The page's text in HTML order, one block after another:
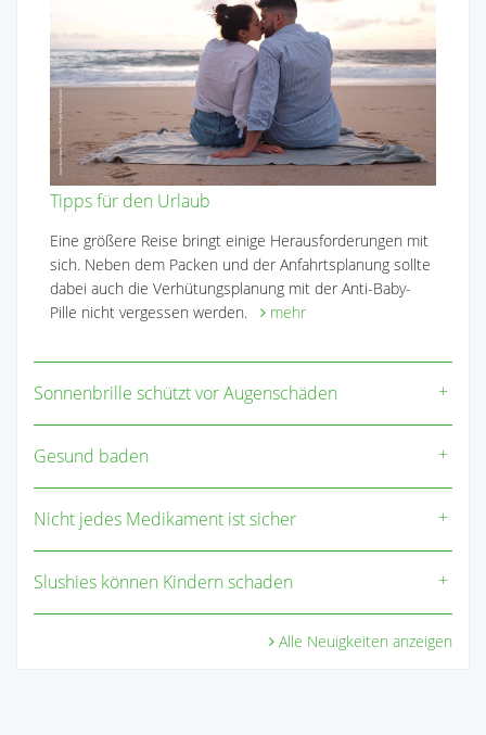
Tipps für den Urlaub
Eine größere Reise bringt einige Herausforderungen mit
sich. Neben dem Packen und der Anfahrtsplanung sollte
dabei auch die Verhütungsplanung mit der Anti-Baby-
Pille nicht vergessen werden.
mehr
Sonnenbrille schützt vor Augenschäden
Gesund baden
Nicht jedes Medikament ist sicher
Slushies können Kindern schaden
Alle Neuigkeiten anzeigen